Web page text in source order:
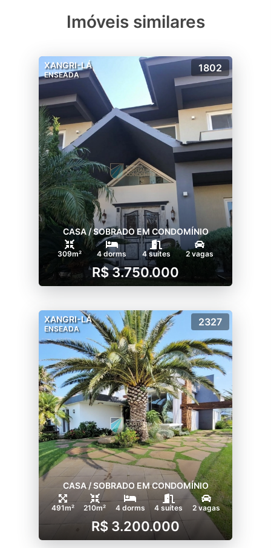
Imóveis similares
XANGRI-LÁ
ENSEADA
1802
CASA / SOBRADO EM CONDOMÍNIO
309m² 4 dorms 4 suítes 2 vagas
R$ 3.750.000
XANGRI-LÁ
ENSEADA
2327
CASA / SOBRADO EM CONDOMÍNIO
491m² 210m² 4 dorms 4 suítes 2 vagas
R$ 3.200.000